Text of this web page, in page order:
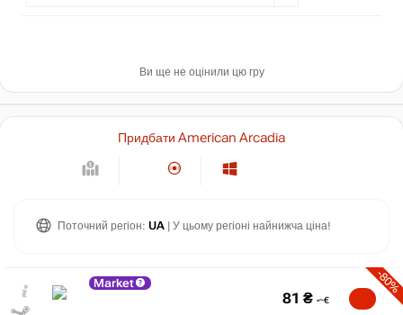
Ви ще не оцінили цю гру
Придбати American Arcadia
Поточний регіон: UA | У цьому регіоні найнижча ціна!
Market -80%
81 ₴